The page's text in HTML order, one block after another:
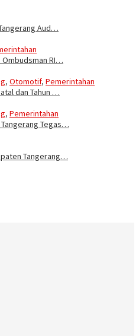
Aud…
Ombudsman RI…
, Otomotif, Pemerintahan
dan Tahun …
, Pemerintahan
Tegas…
Tangerang…